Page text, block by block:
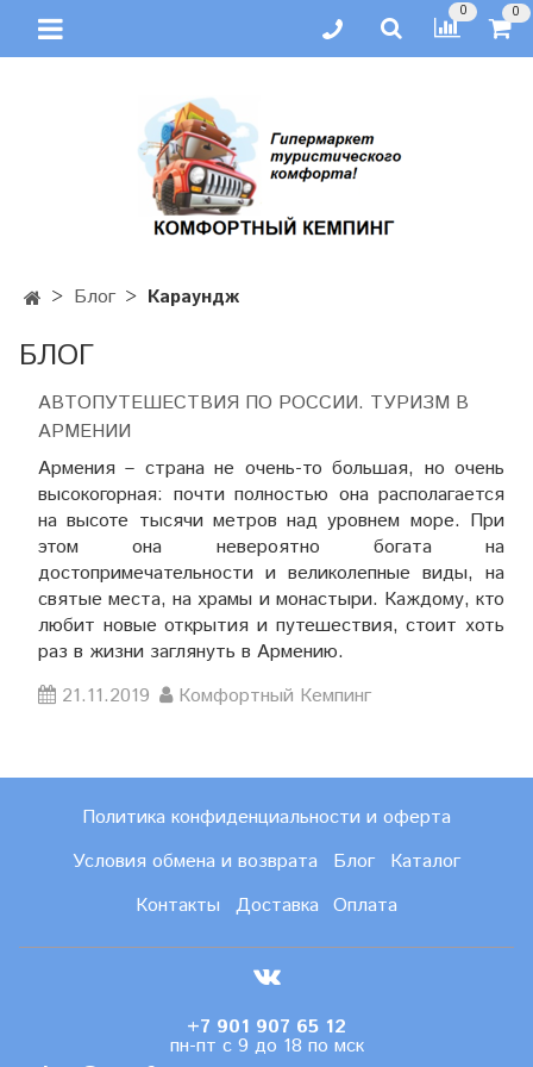
0 0
Блог Караундж
БЛОГ
АВТОПУТЕШЕСТВИЯ ПО РОССИИ. ТУРИЗМ В
АРМЕНИИ
Армения – страна не очень-то большая, но очень
высокогорная: почти полностью она располагается
на высоте тысячи метров над уровнем море. При
этом она невероятно богата на
достопримечательности и великолепные виды, на
святые места, на храмы и монастыри. Каждому, кто
любит новые открытия и путешествия, стоит хоть
раз в жизни заглянуть в Армению.
21.11.2019
Комфортный Кемпинг
Политика конфиденциальности и оферта
Условия обмена и возврата
Блог
Каталог
Контакты
Доставка Оплата
+7 901 907 65 12
пн-пт с 9 до 18 по мск